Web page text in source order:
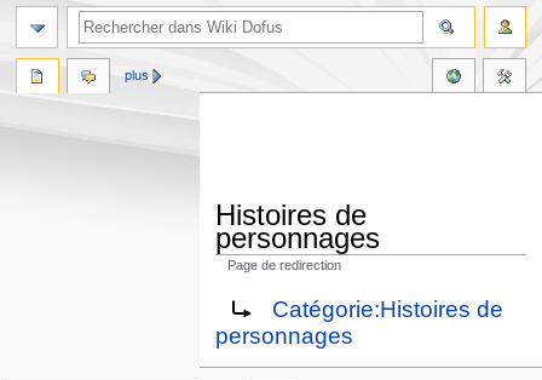
Histoires de
personnages
Page de redirection
Aller
la
navigation
Aller
la
recherche
Rediriger vers :Catégorie:Histoires de
personnages
plus